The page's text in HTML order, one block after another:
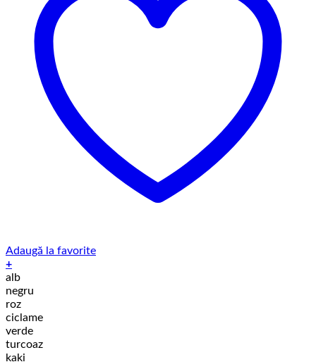
Adaugă la favorite
+
Acest
produs
are
mai
multe
variații.
Opțiunile
alb
negru
roz
ciclame
verde
turcoaz
kaki